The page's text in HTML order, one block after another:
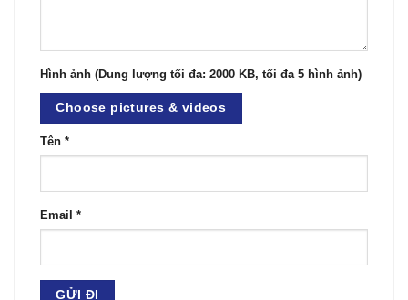
Hình ảnh (Dung lượng tối đa: 2000 KB, tối đa 5 hình ảnh)
Choose pictures & videos
Tên *
Email *